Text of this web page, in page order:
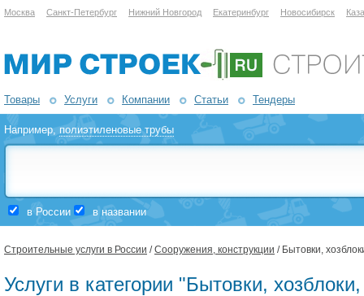
Москва Санкт-Петербург Нижний Новгород Екатеринбург Новосибирск
Товары Услуги Компании Статьи Тендеры
Например,полиэтиленовые трубы
в России в названии
Строительные услуги в России /Сооружения, конструкции / Бытовки,
Услуги в категории "Бытовки,